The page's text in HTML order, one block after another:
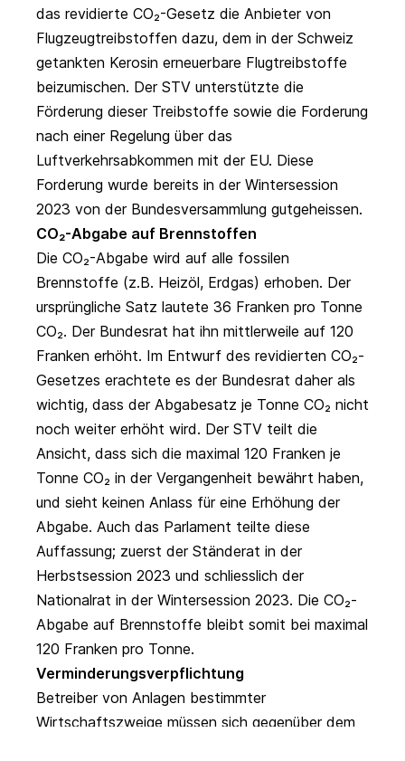
das revidierte CO₂-Gesetz die Anbieter von
Flugzeugtreibstoffen dazu, dem in der Schweiz
getankten Kerosin erneuerbare Flugtreibstoffe
beizumischen. Der STV unterstützte die
Förderung dieser Treibstoffe sowie die Forderung
nach einer Regelung über das
Luftverkehrsabkommen mit der EU. Diese
Forderung wurde bereits in der Wintersession
2023 von der Bundesversammlung gutgeheissen.
CO₂-Abgabe auf Brennstoffen
Die CO₂-Abgabe wird auf alle fossilen
Brennstoffe (z.B. Heizöl, Erdgas) erhoben. Der
ursprüngliche Satz lautete 36 Franken pro Tonne
CO₂. Der Bundesrat hat ihn mittlerweile auf 120
Fran­ken erhöht. Im Entwurf des revidierten CO₂-
Gesetzes erachtete es der Bundesrat daher als
wichtig, dass der Abgabesatz je Tonne CO₂ nicht
noch weiter erhöht wird. Der STV teilt die
Ansicht, dass sich die maximal 120 Franken je
Tonne CO₂ in der Vergangenheit bewährt haben,
und sieht keinen Anlass für eine Erhöhung der
Abgabe. Auch das Parlament teilte diese
Auffassung; zuerst der Ständerat in der
Herbstsession 2023 und schliesslich der
Nationalrat in der Wintersession 2023. Die CO₂-
Abgabe auf Brennstoffe bleibt somit bei maximal
120 Franken pro Tonne.
Verminderungsverpflichtung
Betreiber von Anlagen bestimmter
Wirtschaftszweige müssen sich gegenüber dem